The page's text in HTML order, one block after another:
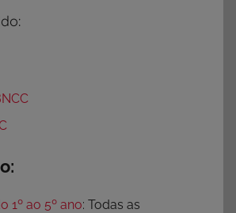
1º ao 5º ano: Todas as